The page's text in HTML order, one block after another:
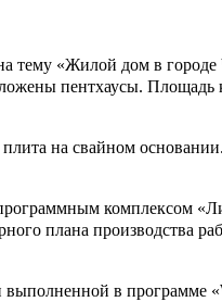
тему «Жилой дом в
пентхаусы.
на свайном
комплексом
плана производства
выполненной в программе